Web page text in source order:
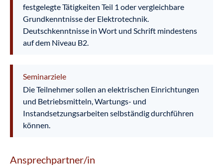
festgelegte Tätigkeiten Teil 1 oder vergleichbare
Grundkenntnisse der Elektrotechnik.
Deutschkenntnisse in Wort und Schrift mindestens
auf dem Niveau B2.
Seminarziele
Die Teilnehmer sollen an elektrischen Einrichtungen
und Betriebsmitteln, Wartungs- und
Instandsetzungsarbeiten selbständig durchführen
können.
Ansprechpartner/in